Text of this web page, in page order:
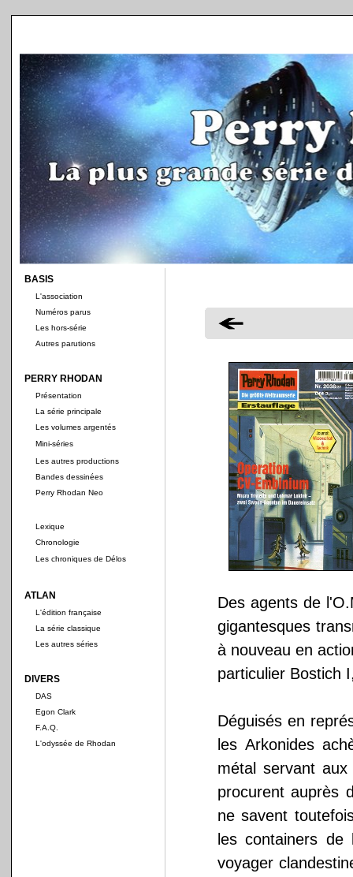
BASIS
L'association
Numéros parus
Les hors-série
Autres parutions
PERRY RHODAN
Présentation
La série principale
Les volumes argentés
Mini-séries
Les autres productions
Bandes dessinées
Perry Rhodan Neo
Lexique
Chronologie
Les chroniques de Délos
ATLAN
L'édition française
La série classique
Les autres séries
DIVERS
DAS
Egon Clark
F.A.Q.
L'odyssée de Rhodan
Des agents de
gigantesques
à nouveau en
particulier Bostich
Déguisés en
les Arkonides
métal servant
procurent auprès
ne savent
les containers
voyager